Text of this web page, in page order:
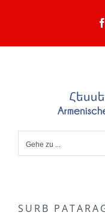
Gehe zu ...
SURB